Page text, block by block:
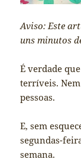
Aviso: Este
uns minutos
É verdade
terríveis. Nem
pessoas.
E, sem
segundas-
semana.